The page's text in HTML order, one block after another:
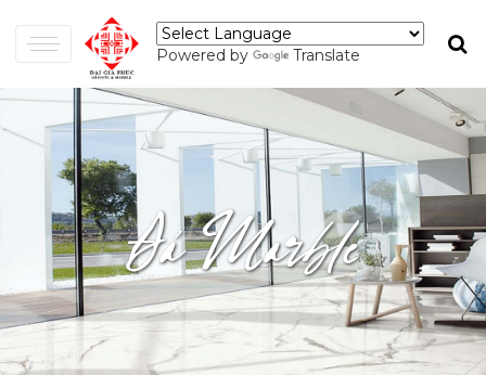
Powered by Translate
Đá Marble